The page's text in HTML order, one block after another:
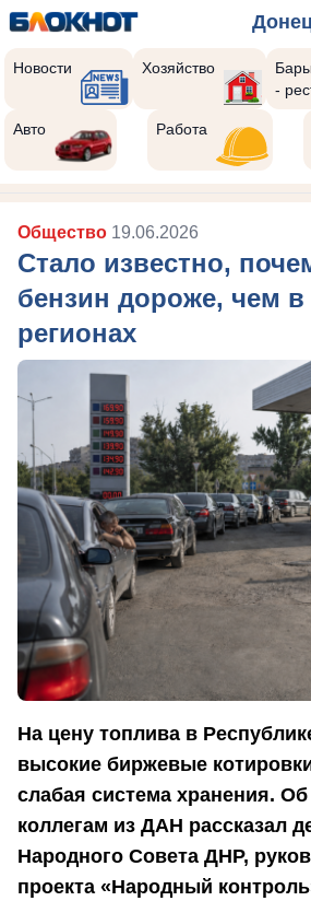
Новости Хозяйство
Бары
-
Авто Работа
Общество 19.06.2026
Стало известно,
бензин дороже, чем в
регионах
На цену топлива в
высокие биржевые
слабая система хранения.
коллегам из ДАН рассказал
Народного Совета ДНР,
проекта «Народный